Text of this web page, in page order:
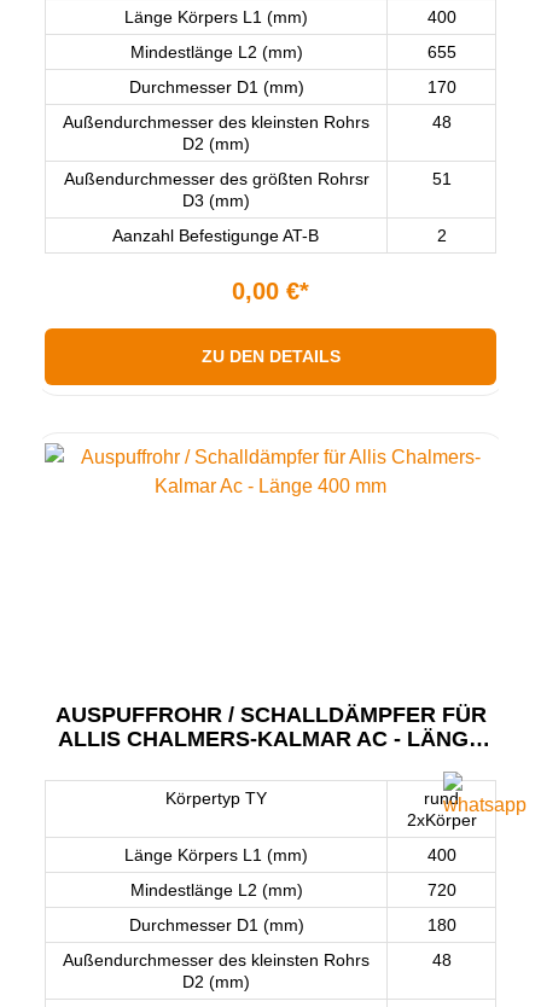
Länge Körpers L1 (mm)
400
Mindestlänge L2 (mm)
655
Durchmesser D1 (mm)
170
Außendurchmesser des kleinsten Rohrs
D2 (mm)
48
Außendurchmesser des größten Rohrsr
D3 (mm)
51
Aanzahl Befestigunge AT-B 2
0,00 €*
ZU DEN DETAILS
AUSPUFFROHR / SCHALLDÄMPFER FÜR
ALLIS CHALMERS-KALMAR AC - LÄNGE
Körpertyp TY
rund
2xKörper
Länge Körpers L1 (mm)
400
Mindestlänge L2 (mm)
720
Durchmesser D1 (mm)
180
Außendurchmesser des kleinsten Rohrs
D2 (mm)
48